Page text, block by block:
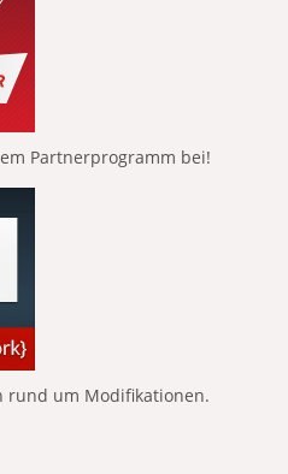
Partnerprogramm bei!
rund um Modifikationen.